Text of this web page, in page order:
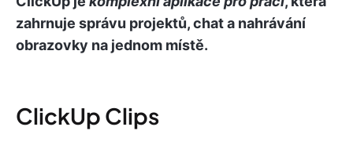
zahrnuje správu projektů, chat a nahrávání
obrazovky na jednom místě.
ClickUp Clips